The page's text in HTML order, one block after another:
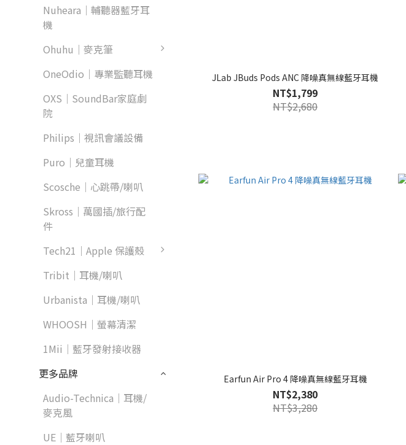
Nuheara｜輔聽器藍牙耳
機
Ohuhu｜麥克筆
OneOdio｜專業監聽耳機
OXS｜SoundBar家庭劇
院
Philips｜視訊會議設備
Puro｜兒童耳機
Scosche｜心跳帶/喇叭
Skross｜萬國插/旅行配
件
Tech21｜Apple 保護殼
Tribit｜耳機/喇叭
Urbanista｜耳機/喇叭
WHOOSH｜螢幕清潔
1Mii｜藍牙發射接收器
更多品牌
Audio-Technica｜耳機/
麥克風
UE｜藍牙喇叭
JLab JBuds Pods ANC 降噪真無線藍牙耳機
NT$1,799
NT$2,680
Earfun Air Pro 4 降噪真無線藍牙耳機
NT$2,380
NT$3,280